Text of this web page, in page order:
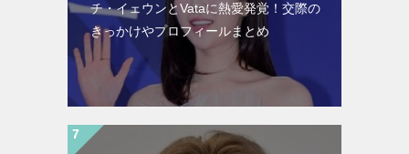
チ・イェウンとVataに熱愛発覚！交際の
きっかけやプロフィールまとめ